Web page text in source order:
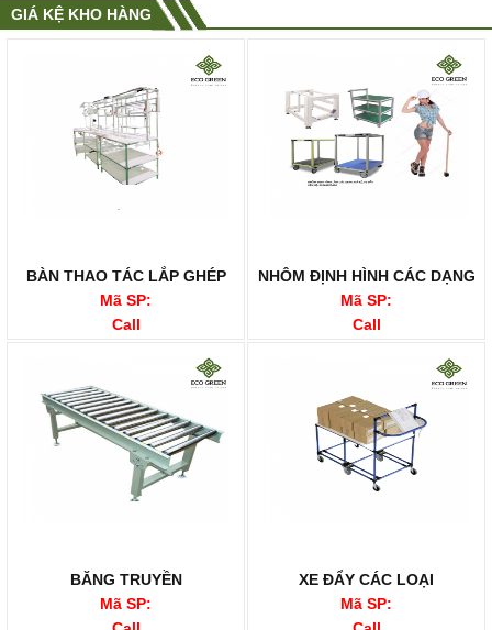
GIÁ KỆ KHO HÀNG
BÀN THAO TÁC LẮP GHÉP
Mã SP:
Call
NHÔM ĐỊNH HÌNH CÁC DẠNG
Mã SP:
Call
BĂNG TRUYỀN
Mã SP:
XE ĐẨY CÁC LOẠI
Mã SP: